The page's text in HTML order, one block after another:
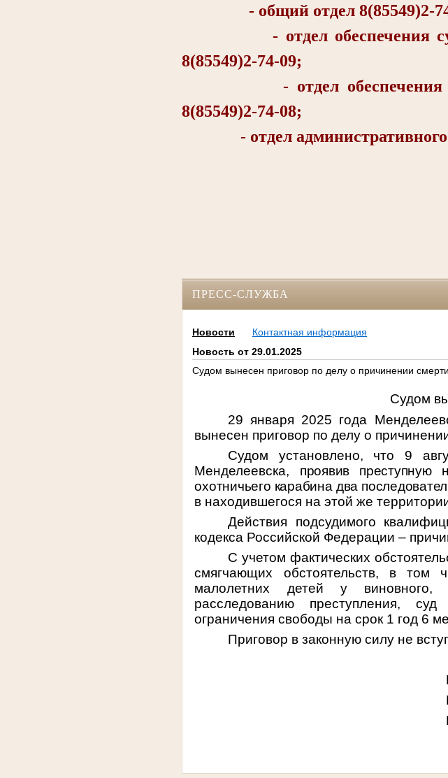
- общий отдел 8(85549)2-
- отдел обеспечения
8(85549)2-74-09;
- отдел обеспечения
8(85549)2-74-08;
- отдел административного
ПРЕСС-СЛУЖБА
Новости
Контактная информация
Новость от 29.01.2025
Судом вынесен приговор по делу о причинении
Судом
29 января 2025 года
вынесен приговор по делу о
Судом установлено, что 9
Менделеевска, проявив преступную
охотничьего карабина два
в находившегося на этой же
Действия подсудимого
кодекса Российской Федерации –
С учетом фактических
смягчающих обстоятельств, в том
малолетних детей у виновного,
расследованию преступления,суд
ограничения свободы на срок 1 год 6
Приговор в законную силу не